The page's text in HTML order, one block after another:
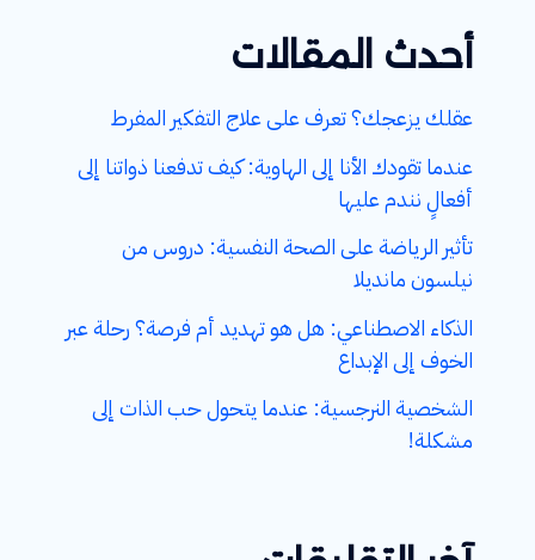
أحدث المقالات
عقلك يزعجك؟ تعرف على علاج التفكير المفرط
عندما تقودك الأنا إلى الهاوية: كيف تدفعنا ذواتنا إلى
أفعالٍ نندم عليها
تأثير الرياضة على الصحة النفسية: دروس من
نيلسون مانديلا
الذكاء الاصطناعي: هل هو تهديد أم فرصة؟ رحلة عبر
الخوف إلى الإبداع
الشخصية النرجسية: عندما يتحول حب الذات إلى
مشكلة!